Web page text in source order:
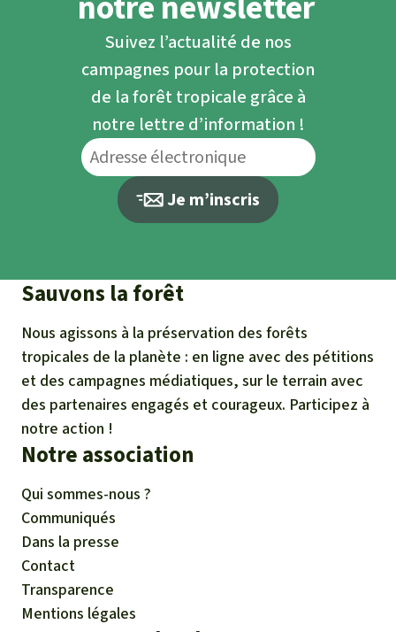
Suivez l’actualité de nos
campagnes pour la protection
de la forêt tropicale grâce à
notre lettre d’information !
Je m’inscris
Sauvons la forêt
Nous agissons à la préservation des forêts
tropicales de la planète : en ligne avec des pétitions
et des campagnes médiatiques, sur le terrain avec
des partenaires engagés et courageux. Participez à
notre action !
Notre association
Qui sommes-nous ?
Communiqués
Dans la presse
Contact
Transparence
Mentions légales